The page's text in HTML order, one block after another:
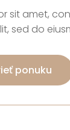
sit amet,
sed do
ponuku